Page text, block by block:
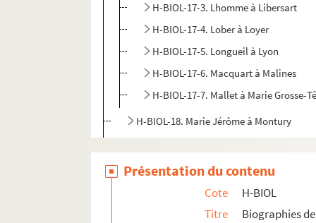
H-BIOL-17-3. Lhomme à Libersart
H-BIOL-17-4. Lober à Loyer
H-BIOL-17-5. Longueil à Lyon
H-BIOL-17-6. Macquart à Malines
H-BIOL-17-7. Mallet à Marie Grosse-
H-BIOL-18. Marie Jérôme à Montury
H-BIOL-20. Parrayon à Puvrez
H-BIOL-21. Quartelette à Salembier
H-BIOL-22. Sacqueleu à Sylvius
Présentation du contenu
Cote
H-BIOL
Titre
Biographies